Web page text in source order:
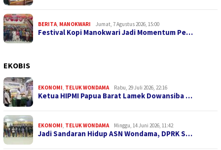
BERITA, MANOKWARI Jumat, 7 Agustus 2026, 15:00
Festival Kopi Manokwari Jadi Momentum Pe…
EKOBIS
EKONOMI, TELUK WONDAMA Rabu, 29 Juli 2026, 22:16
Ketua HIPMI Papua Barat Lamek Dowansiba …
EKONOMI, TELUK WONDAMA Minggu, 14 Juni 2026, 11:42
Jadi Sandaran Hidup ASN Wondama, DPRK S…